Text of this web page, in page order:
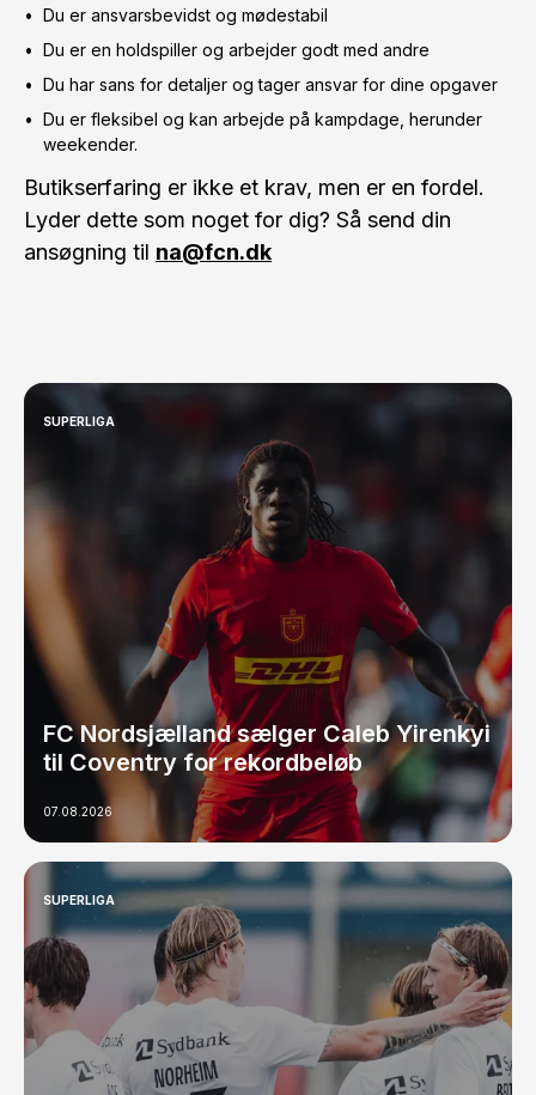
Du er ansvarsbevidst og mødestabil
Du er en holdspiller og arbejder godt med andre
Du har sans for detaljer og tager ansvar for dine opgaver
Du er fleksibel og kan arbejde på kampdage, herunder
weekender.
Butikserfaring er ikke et krav, men er en fordel.
Lyder dette som noget for dig? Så send din
ansøgning til na@fcn.dk
SUPERLIGA
FC Nordsjælland sælger Caleb Yirenkyi
til Coventry for rekordbeløb
07.08.2026
SUPERLIGA